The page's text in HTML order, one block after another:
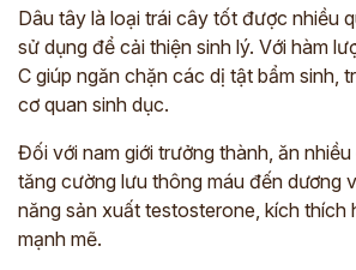
Dâu tây là loại trái cây tốt được nhiều
sử dụng để cải thiện sinh lý. Với hàm
C giúp ngăn chặn các dị tật bẩm sinh,
cơ quan sinh dục.
Đối với nam giới trưởng thành, ăn
tăng cường lưu thông máu đến dương
năng sản xuất testosterone, kích thích
mạnh mẽ.